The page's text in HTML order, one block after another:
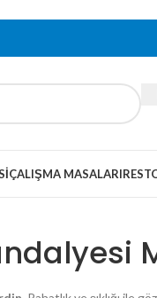
ÇALIŞMA MASALARI